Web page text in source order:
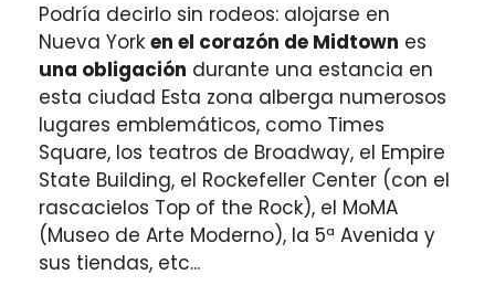
Podría decirlo sin rodeos: alojarse en
Nueva York en el corazón de Midtown es
una obligación durante una estancia en
esta ciudad Esta zona alberga numerosos
lugares emblemáticos, como Times
Square, los teatros de Broadway, el Empire
State Building, el Rockefeller Center (con el
rascacielos Top of the Rock), el MoMA
(Museo de Arte Moderno), la 5ª Avenida y
sus tiendas, etc...